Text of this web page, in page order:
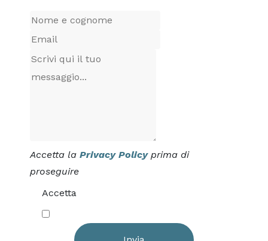
Accetta la Privacy Policyprima di
proseguire
Accetta